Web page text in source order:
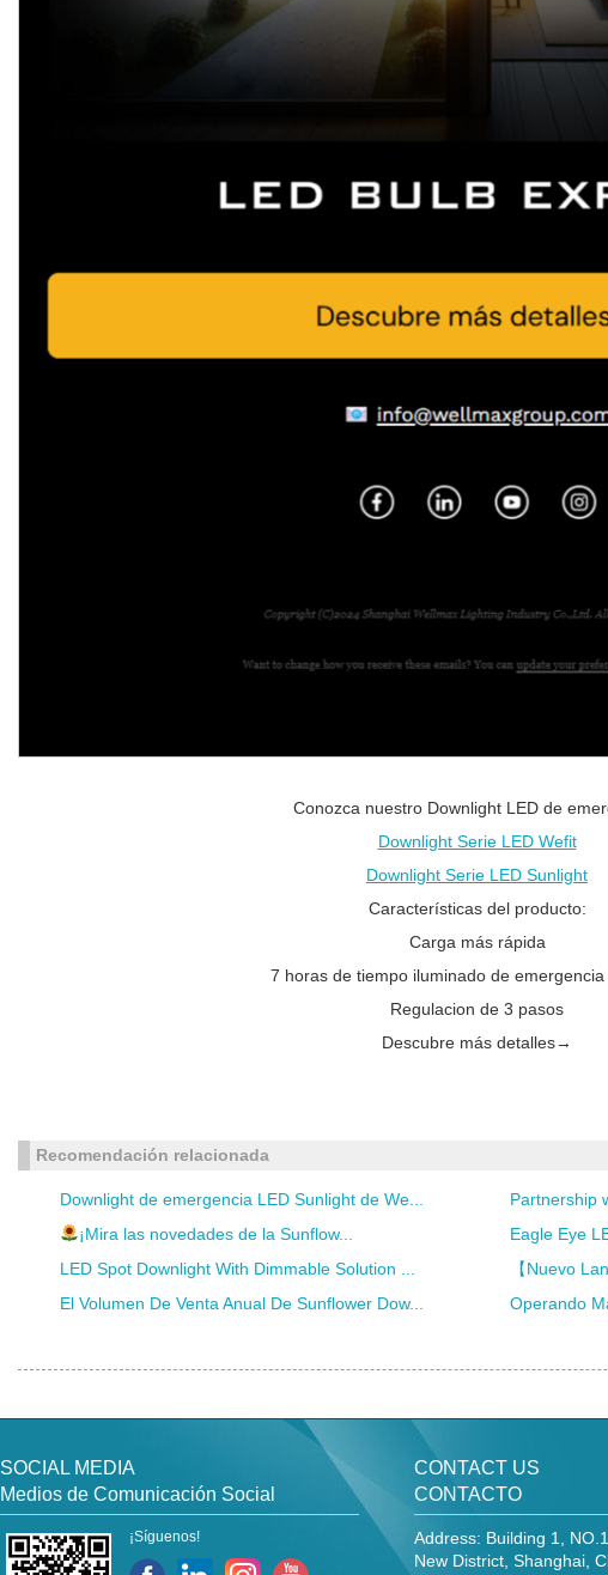
Conozca nuestro Downlight LED de
Downlight Serie LED Wefit
Downlight Serie LED Sunlight
Características del producto:
Carga más rápida
7 horas de tiempo iluminado de
Regulacion de 3 pasos
Descubre más detalles→
Recomendación relacionada
Downlight de emergencia LED Sunlight de We...
Partnership
¡Mira las novedades de la Sunflow...
Eagle Eye
LED Spot Downlight With Dimmable Solution ...
【Nuevo
El Volumen De Venta Anual De Sunflower Dow...
Operando
SOCIAL MEDIA
Medios de Comunicación Social
¡Síguenos!
CONTACT US
CONTACTO
Address: Building 1,
New District, Shanghai,